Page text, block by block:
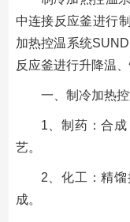
中连接反应釜进行
加热控温系统
反应釜进行升降温、
一、制冷加热
1、制药：合
艺。
2、化工：精
成。